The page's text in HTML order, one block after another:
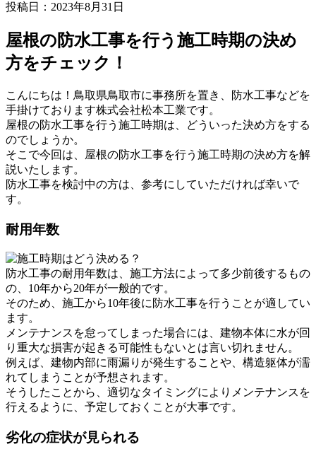
投稿日：2023年8月31日
屋根の防水工事を行う施工時期の決め
方をチェック！
こんにちは！鳥取県鳥取市に事務所を置き、防水工事などを
手掛けております株式会社松本工業です。
屋根の防水工事を行う施工時期は、どういった決め方をする
のでしょうか。
そこで今回は、屋根の防水工事を行う施工時期の決め方を解
説いたします。
防水工事を検討中の方は、参考にしていただければ幸いで
す。
耐用年数
防水工事の耐用年数は、施工方法によって多少前後するもの
の、10年から20年が一般的です。
そのため、施工から10年後に防水工事を行うことが適してい
ます。
メンテナンスを怠ってしまった場合には、建物本体に水が回
り重大な損害が起きる可能性もないとは言い切れません。
例えば、建物内部に雨漏りが発生することや、構造躯体が濡
れてしまうことが予想されます。
そうしたことから、適切なタイミングによりメンテナンスを
行えるように、予定しておくことが大事です。
劣化の症状が見られる